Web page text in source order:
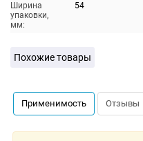
Ширина
упаковки,
мм:
54
Похожие товары
Применимость Отзывы